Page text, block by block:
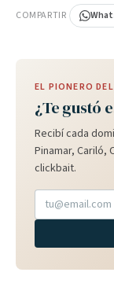
COMPARTIR
EL PIONERO
¿Te gustó
Recibí cada
Pinamar, Cariló,
clickbait.